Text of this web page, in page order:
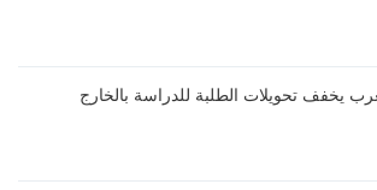
يخفف تحويلات الطلبة للدراسة بالخارج